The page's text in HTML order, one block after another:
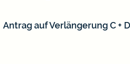
Antrag auf Verlängerung C +